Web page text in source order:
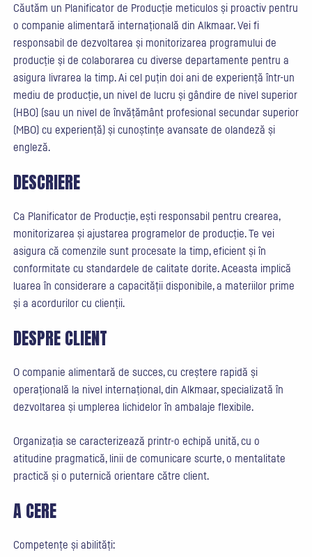
Căutăm un Planificator de Producție meticulos și proactiv pentru
o companie alimentară internațională din Alkmaar. Vei fi
responsabil de dezvoltarea și monitorizarea programului de
producție și de colaborarea cu diverse departamente pentru a
asigura livrarea la timp. Ai cel puțin doi ani de experiență într-un
mediu de producție, un nivel de lucru și gândire de nivel superior
(HBO) (sau un nivel de învățământ profesional secundar superior
(MBO) cu experiență) și cunoștințe avansate de olandeză și
engleză.
DESCRIERE
Ca Planificator de Producție, ești responsabil pentru crearea,
monitorizarea și ajustarea programelor de producție. Te vei
asigura că comenzile sunt procesate la timp, eficient și în
conformitate cu standardele de calitate dorite. Aceasta implică
luarea în considerare a capacității disponibile, a materiilor prime
și a acordurilor cu clienții.
DESPRE CLIENT
O companie alimentară de succes, cu creștere rapidă și
operațională la nivel internațional, din Alkmaar, specializată în
dezvoltarea și umplerea lichidelor în ambalaje flexibile.
Organizația se caracterizează printr-o echipă unită, cu o
atitudine pragmatică, linii de comunicare scurte, o mentalitate
practică și o puternică orientare către client.
A CERE
Competențe și abilități: